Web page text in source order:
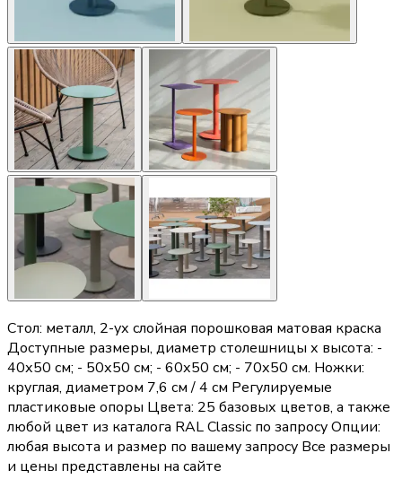
Стол: металл, 2-ух слойная порошковая матовая краска
Доступные размеры, диаметр столешницы х высота: -
40х50 см; - 50х50 см; - 60х50 см; - 70х50 см. Ножки:
круглая, диаметром 7,6 см / 4 см Регулируемые
пластиковые опоры Цвета: 25 базовых цветов, а также
любой цвет из каталога RAL Classic по запросу Опции:
любая высота и размер по вашему запросу Все размеры
и цены представлены на сайте